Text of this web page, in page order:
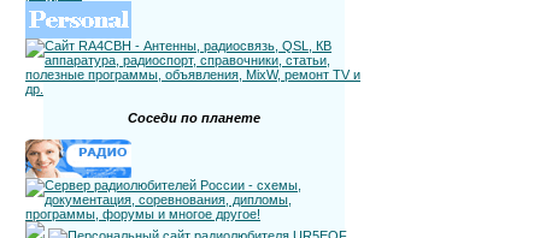
Соседи по планете